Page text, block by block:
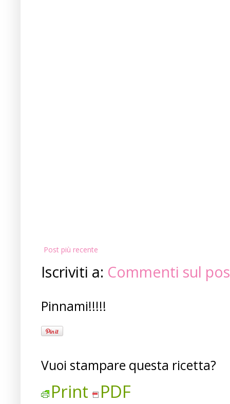
Post più recente
Iscriviti a: Commenti sul
Pinnami!!!!!
Vuoi stampare questa ricetta?
Print PDF